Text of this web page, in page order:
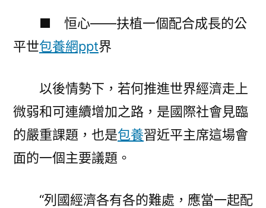
■ 恒心——扶植一個配合成長的公
平世包養網ppt界
以後情勢下，若何推進世界經濟走上
微弱和可連續增加之路，是國際社會見臨
的嚴重課題，也是包養習近平主席這場會
面的一個主要議題。
“列國經濟各有各的難處，應當一起配